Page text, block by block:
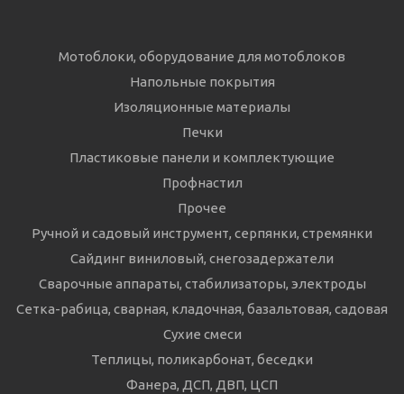
Мотоблоки, оборудование для мотоблоков
Напольные покрытия
Изоляционные материалы
Печки
Пластиковые панели и комплектующие
Профнастил
Прочее
Ручной и садовый инструмент, серпянки, стремянки
Сайдинг виниловый, снегозадержатели
Сварочные аппараты, стабилизаторы, электроды
Сетка-рабица, сварная, кладочная, базальтовая, садовая
Сухие смеси
Теплицы, поликарбонат, беседки
Фанера, ДСП, ДВП, ЦСП